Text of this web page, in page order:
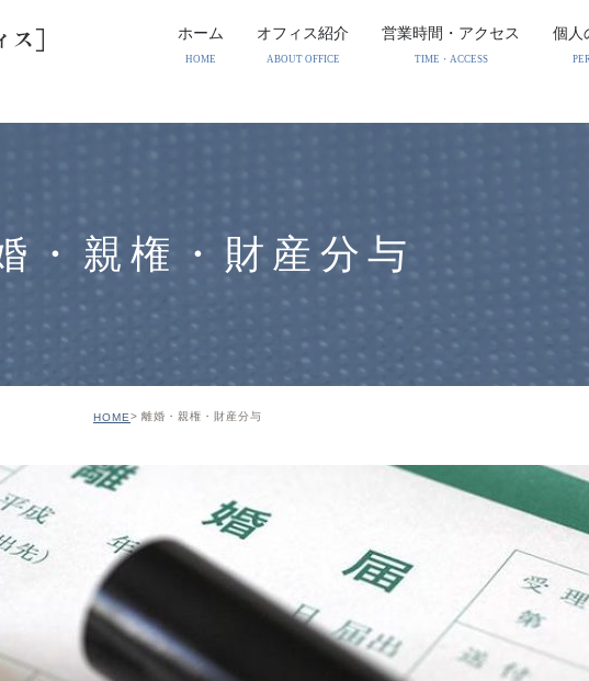
ホーム
HOME
オフィス紹介
ABOUT OFFICE
営業時間・アクセス
TIME・ACCESS
個人
債務整理
刑事事件
離婚・親
・親権・財産分与
HOME 離婚・親権・財産分与